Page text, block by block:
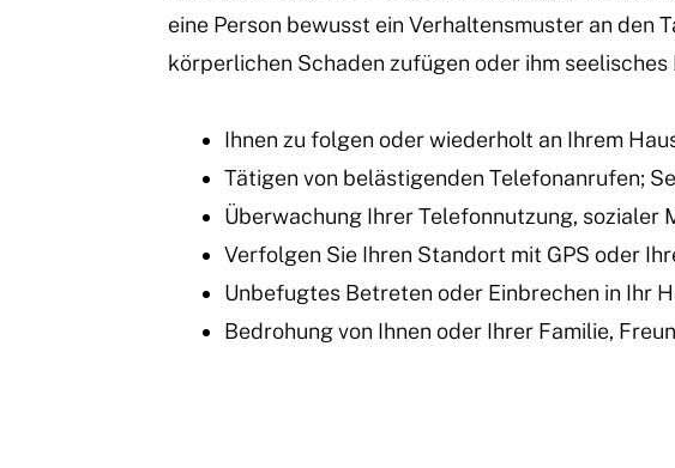
eine Person bewusst ein Verhaltensmuster an
körperlichen Schaden zufügen oder ihm
Ihnen zu folgen oder wiederholt an Ihrem
Tätigen von belästigenden Telefonanrufen;
Überwachung Ihrer Telefonnutzung, sozialer
Verfolgen Sie Ihren Standort mit GPS oder
Unbefugtes Betreten oder Einbrechen in Ihr
Bedrohung von Ihnen oder Ihrer Familie,